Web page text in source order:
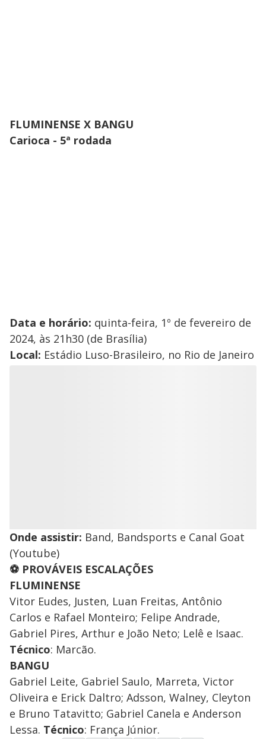
FLUMINENSE X BANGU
Carioca - 5ª rodada
Data e horário: quinta-feira, 1º de fevereiro de
2024, às 21h30 (de Brasília)
Local: Estádio Luso-Brasileiro, no Rio de Janeiro
Onde assistir: Band, Bandsports e Canal Goat
(Youtube)
⚽ PROVÁVEIS ESCALAÇÕES
FLUMINENSE
Vitor Eudes, Justen, Luan Freitas, Antônio
Carlos e Rafael Monteiro; Felipe Andrade,
Gabriel Pires, Arthur e João Neto; Lelê e Isaac.
Técnico: Marcão.
BANGU
Gabriel Leite, Gabriel Saulo, Marreta, Victor
Oliveira e Erick Daltro; Adsson, Walney, Cleyton
e Bruno Tatavitto; Gabriel Canela e Anderson
Lessa. Técnico: França Júnior.